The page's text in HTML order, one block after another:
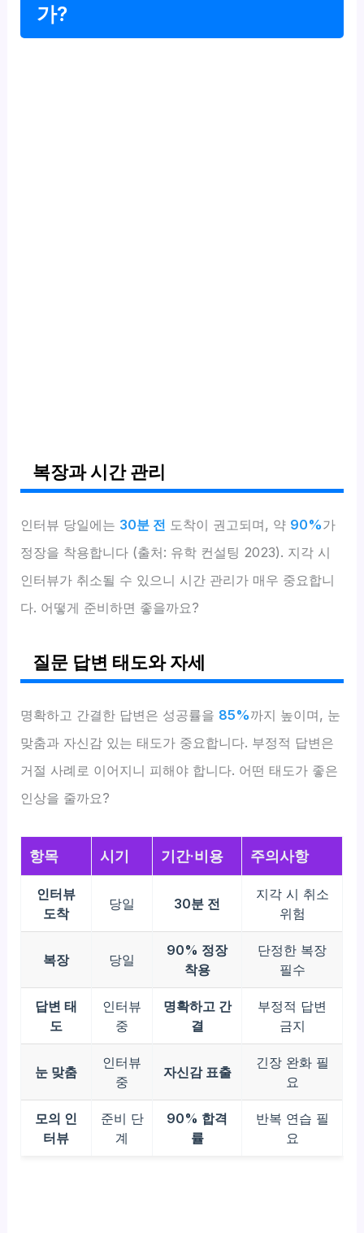
가?
복장과 시간 관리
인터뷰 당일에는 30분 전 도착이 권고되며, 약 90%가
정장을 착용합니다 (출처: 유학 컨설팅 2023). 지각 시
인터뷰가 취소될 수 있으니 시간 관리가 매우 중요합니
다. 어떻게 준비하면 좋을까요?
질문 답변 태도와 자세
명확하고 간결한 답변은 성공률을 85%까지 높이며, 눈
맞춤과 자신감 있는 태도가 중요합니다. 부정적 답변은
거절 사례로 이어지니 피해야 합니다. 어떤 태도가 좋은
인상을 줄까요?
항목 시기 기간·비용 주의사항
인터뷰
도착
당일 30분 전
지각 시 취소
위험
복장 당일
90% 정장
착용
단정한 복장
필수
답변 태
도
인터뷰
중
명확하고 간
결
부정적 답변
금지
눈 맞춤
인터뷰
중
자신감 표출
긴장 완화 필
요
모의 인
터뷰
준비 단
계
90% 합격
률
반복 연습 필
요